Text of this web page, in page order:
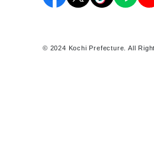
© 2024 Kochi Prefecture. All